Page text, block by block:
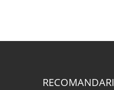
RECOMANDARI